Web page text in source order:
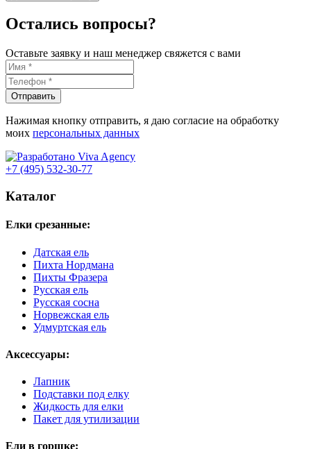
Остались вопросы?
Оставьте заявку и наш менеджер свяжется с вами
Отправить
Нажимая кнопку отправить, я даю согласие на обработку
моих персональных данных
+7 (495) 532-30-77
Каталог
Елки срезанные:
Датская ель
Пихта Нордмана
Пихты Фразера
Русская ель
Русская сосна
Норвежская ель
Удмуртская ель
Аксессуары:
Лапник
Подставки под елку
Жидкость для елки
Пакет для утилизации
Ели в горшке: